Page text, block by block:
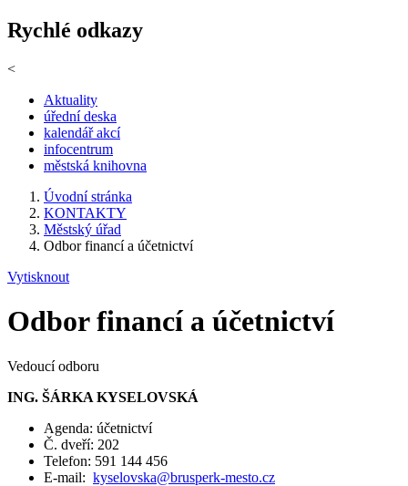
Rychlé odkazy
<
Aktuality
úřední deska
kalendář akcí
infocentrum
městská knihovna
Úvodní stránka
KONTAKTY
Městský úřad
Odbor financí a účetnictví
Vytisknout
Odbor financí a účetnictví
Vedoucí odboru
ING. ŠÁRKA KYSELOVSKÁ
Agenda: účetnictví
Č. dveří: 202
Telefon: 591 144 456
E-mail: kyselovska@brusperk-mesto.cz